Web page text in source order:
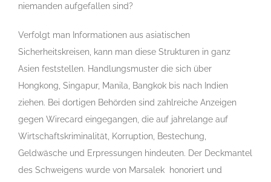
niemanden aufgefallen sind?
Verfolgt man Informationen aus asiatischen
Sicherheitskreisen, kann man diese Strukturen in ganz
Asien feststellen. Handlungsmuster die sich über
Hongkong, Singapur, Manila, Bangkok bis nach Indien
ziehen. Bei dortigen Behörden sind zahlreiche Anzeigen
gegen Wirecard eingegangen, die auf jahrelange auf
Wirtschaftskriminalität, Korruption, Bestechung,
Geldwäsche und Erpressungen hindeuten. Der Deckmantel
des Schweigens wurde von Marsalek honoriert und